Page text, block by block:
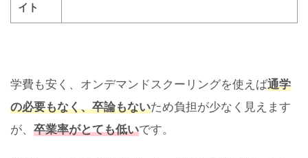
イト
学費も安く、オンデマンドスクーリングを使えば通学
の必要もなく、卒論もないため負担が少なく見えます
が、 卒業率がとても低いです。